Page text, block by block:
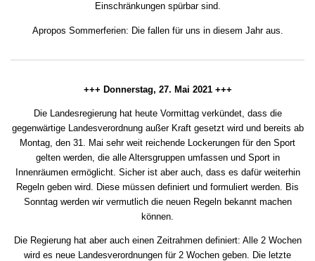
Einschränkungen spürbar sind.
Apropos Sommerferien: Die fallen für uns in diesem Jahr aus.
+++ Donnerstag, 27. Mai 2021 +++
Die Landesregierung hat heute Vormittag verkündet, dass die
gegenwärtige Landesverordnung außer Kraft gesetzt wird und bereits ab
Montag, den 31. Mai sehr weit reichende Lockerungen für den Sport
gelten werden, die alle Altersgruppen umfassen und Sport in
Innenräumen ermöglicht. Sicher ist aber auch, dass es dafür weiterhin
Regeln geben wird. Diese müssen definiert und formuliert werden. Bis
Sonntag werden wir vermutlich die neuen Regeln bekannt machen
können.
Die Regierung hat aber auch einen Zeitrahmen definiert: Alle 2 Wochen
wird es neue Landesverordnungen für 2 Wochen geben. Die letzte